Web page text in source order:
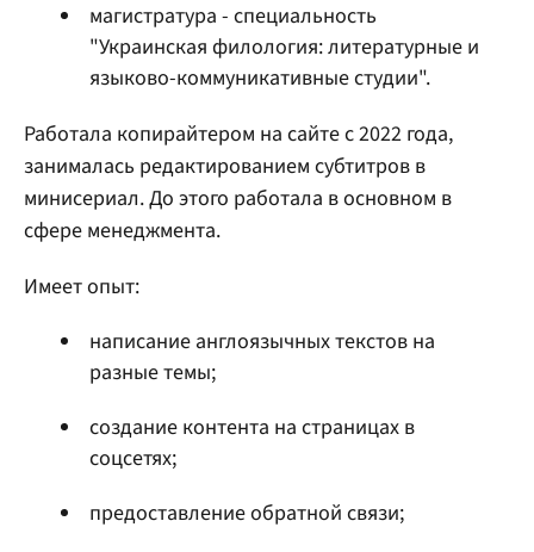
магистратура - специальность
"Украинская филология: литературные и
языково-коммуникативные студии".
Работала копирайтером на сайте с 2022 года,
занималась редактированием субтитров в
минисериал. До этого работала в основном в
сфере менеджмента.
Имеет опыт:
написание англоязычных текстов на
разные темы;
создание контента на страницах в
соцсетях;
предоставление обратной связи;